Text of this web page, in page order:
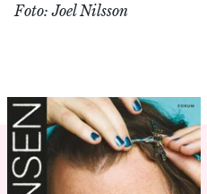
Foto: Joel Nilsson